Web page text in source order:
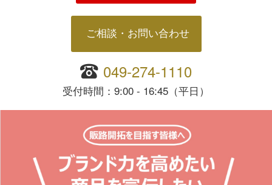
ご相談・お問い合わせ
049-274-1110
受付時間：9:00 - 16:45（平日）